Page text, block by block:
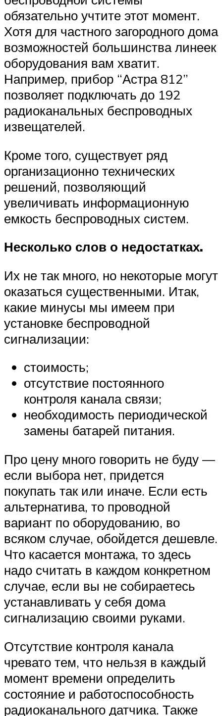
обязательно учтите этот момент.
Хотя для частного загородного дома
возможностей большинства линеек
оборудования вам хватит.
Например, прибор “Астра 812”
позволяет подключать до 192
радиоканальных беспроводных
извещателей.
Кроме того, существует ряд
организационно технических
решений, позволяющий
увеличивать информационную
емкость беспроводных систем.
Несколько слов о недостатках.
Их не так много, но некоторые могут
оказаться существенными. Итак,
какие минусы мы имеем при
установке беспроводной
сигнализации:
стоимость;
отсутствие постоянного
контроля канала связи;
необходимость периодической
замены батарей питания.
Про цену много говорить не буду —
если выбора нет, придется
покупать так или иначе. Если есть
альтернатива, то проводной
вариант по оборудованию, во
всяком случае, обойдется дешевле.
Что касается монтажа, то здесь
надо считать в каждом конкретном
случае, если вы не собираетесь
устанавливать у себя дома
сигнализацию своими руками.
Отсутствие контроля канала
чревато тем, что нельзя в каждый
момент времени определить
состояние и работоспособность
радиоканального датчика. Также